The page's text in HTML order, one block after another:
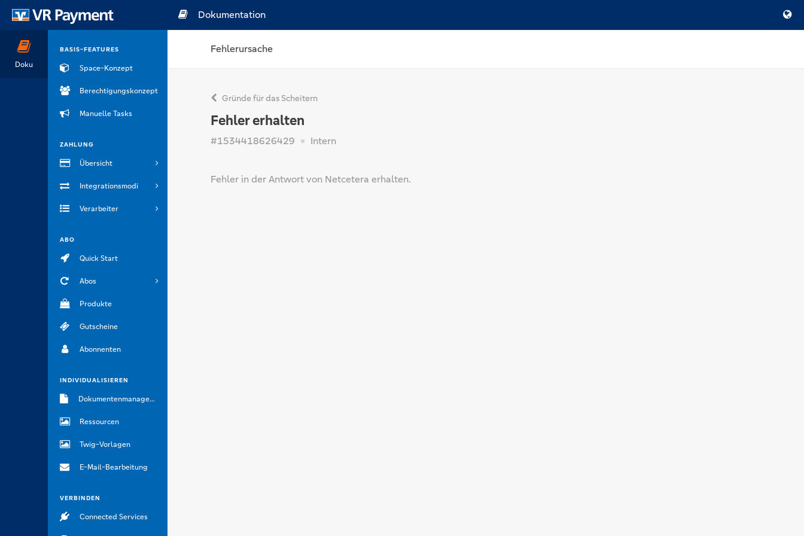
Doku
BASIS-FEATURES
Space-Konzept
Berechtigungskonzept
Manuelle Tasks
ZAHLUNG
Übersicht
Integrationsmodi
Verarbeiter
ABO
Quick Start
Abos
Produkte
Gutscheine
Abonnenten
INDIVIDUALISIEREN
Dokumentenmanagement
Ressourcen
Twig-Vorlagen
E-Mail-Bearbeitung
VERBINDEN
Connected Services
Dokumentation
Fehlerursache
Gründe für das Scheitern
Fehler erhalten
#1534418626429 Intern
Fehler in der Antwort von Netcetera erhalten.